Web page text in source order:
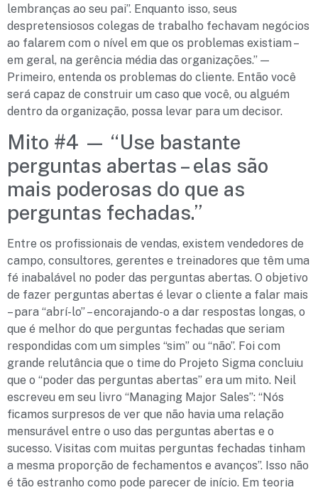
lembranças ao seu pai”. Enquanto isso, seus
despretensiosos colegas de trabalho fechavam negócios
ao falarem com o nível em que os problemas existiam –
em geral, na gerência média das organizações.” —
Primeiro, entenda os problemas do cliente. Então você
será capaz de construir um caso que você, ou alguém
dentro da organização, possa levar para um decisor.
Mito #4 — “Use bastante
perguntas abertas – elas são
mais poderosas do que as
perguntas fechadas.”
Entre os profissionais de vendas, existem vendedores de
campo, consultores, gerentes e treinadores que têm uma
fé inabalável no poder das perguntas abertas. O objetivo
de fazer perguntas abertas é levar o cliente a falar mais
– para “abrí-lo” – encorajando-o a dar respostas longas, o
que é melhor do que perguntas fechadas que seriam
respondidas com um simples “sim” ou “não”. Foi com
grande relutância que o time do Projeto Sigma concluiu
que o “poder das perguntas abertas” era um mito. Neil
escreveu em seu livro “Managing Major Sales”: “Nós
ficamos surpresos de ver que não havia uma relação
mensurável entre o uso das perguntas abertas e o
sucesso. Visitas com muitas perguntas fechadas tinham
a mesma proporção de fechamentos e avanços”. Isso não
é tão estranho como pode parecer de início. Em teoria